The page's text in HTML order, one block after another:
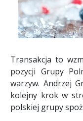
Transakcja to
pozycji Grupy
warzyw. Andrzej
kolejny krok w
polskiej grupy